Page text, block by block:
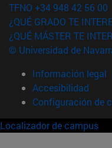
TFNO +34 948 42 56 00
¿QUÉ GRADO TE
¿QUÉ MÁSTER TE
© Universidad de
Información legal
Accesibilidad
Configuración de
Localizador de campus